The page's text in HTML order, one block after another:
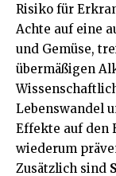
Risiko für
Achte auf eine
und Gemüse,
übermäßigen
Lebenswandel
Effekte auf den
wiederum
Zusätzlich sind